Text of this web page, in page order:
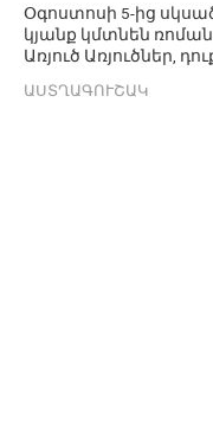
Օգոստոսի 5-ից
կյանք կմտնեն
Առյուծ Առյուծներ,
ԱՍՏՂԱԳՈՒՇԱԿ